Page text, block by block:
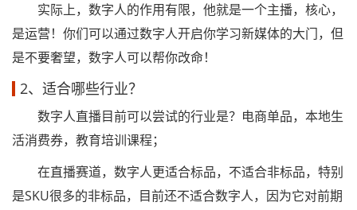
实际上，数字人的作用有限，他就是一个主播，核心，
是运营！你们可以通过数字人开启你学习新媒体的大门，但
是不要奢望，数字人可以帮你改命！
2、适合哪些行业？
数字人直播目前可以尝试的行业是？电商单品，本地生
活消费券，教育培训课程；
在直播赛道，数字人更适合标品，不适合非标品，特别
是SKU很多的非标品，目前还不适合数字人，因为它对前期